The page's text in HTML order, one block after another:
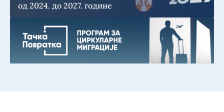
од 2024. до 2027. године